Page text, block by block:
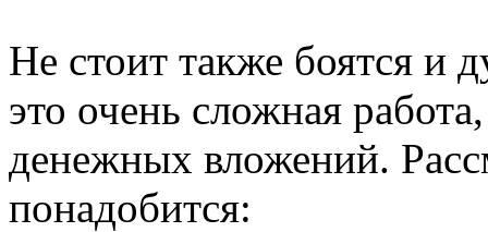
Не стоит также боятся и
это очень сложная
денежных вложений.
понадобится: